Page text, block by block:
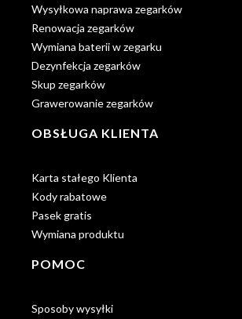
Wysyłkowa naprawa zegarków
Renowacja zegarków
Wymiana baterii w zegarku
Dezynfekcja zegarków
Skup zegarków
Grawerowanie zegarków
OBSŁUGA KLIENTA
Karta stałego Klienta
Kody rabatowe
Pasek gratis
Wymiana produktu
POMOC
Sposoby wysyłki